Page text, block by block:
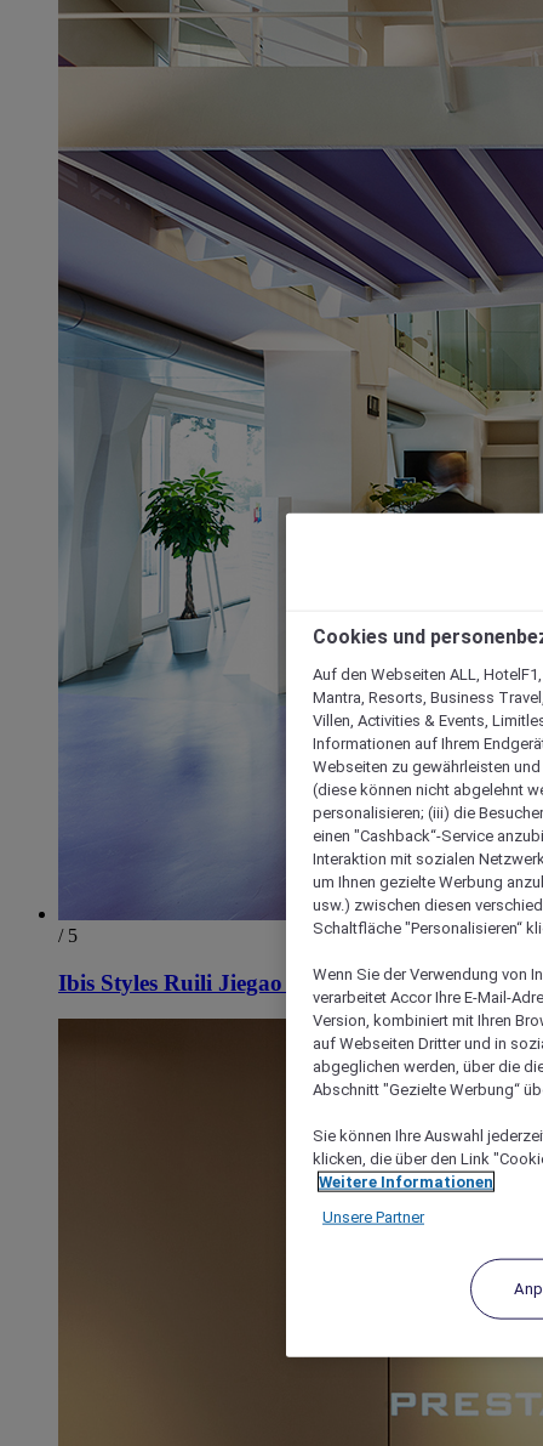
/ 5
Ibis Styles Ruili Jiegao Hotel
Cookies und
Auf den Webseiten ALL,
Mantra, Resorts, Business
Villen, Activities & Events,
Informationen auf Ihrem
Webseiten zu gewährleisten
(diese können nicht abgelehnt
personalisieren; (iii) die
einen "Cashback“-Service
Interaktion mit sozialen
um Ihnen gezielte Werbung
usw.) zwischen diesen
Schaltfläche "Personalisieren“
Wenn Sie der Verwendung von
verarbeitet Accor Ihre E-Mail-
Version, kombiniert mit Ihren
auf Webseiten Dritter und in
abgeglichen werden, über die
Abschnitt "Gezielte Werbung“
Sie können Ihre Auswahl
klicken, die über den Link
Weitere Informationen
Unsere Partner